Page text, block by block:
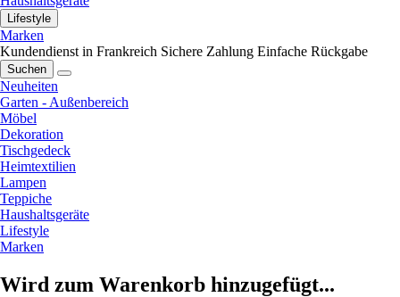
Lifestyle
Marken
Kundendienst in Frankreich Sichere Zahlung Einfache Rückgabe
Suchen
Neuheiten
Garten - Außenbereich
Möbel
Dekoration
Tischgedeck
Heimtextilien
Lampen
Teppiche
Haushaltsgeräte
Lifestyle
Marken
Wird zum Warenkorb hinzugefügt...